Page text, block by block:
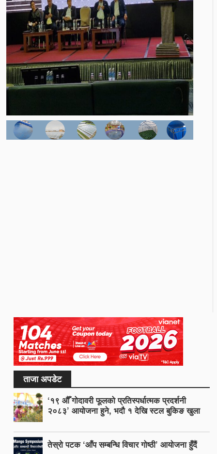
ताजा अपडेट
‘१९ औँ गोदावरी फूलको प्रतिस्पर्धात्मक प्रदर्शनी
२०८३’ आयोजना हुने, भदौ १ देखि स्टल बुकिङ खुला
तेस्रो पटक ‘आँप सम्बन्धि विचार गोष्ठी’ आयोजना हुँदैं